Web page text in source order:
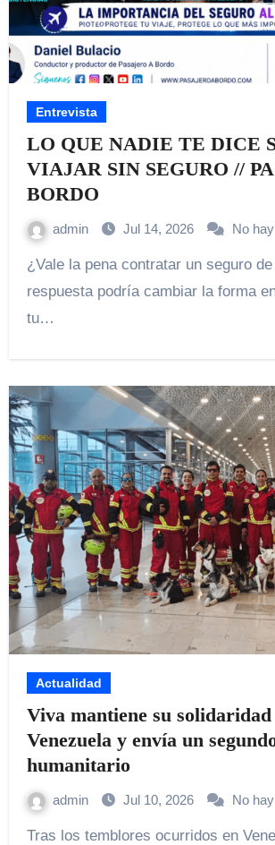
Entrevista
LO QUE NADIE TE DICE
VIAJAR SIN SEGURO //
BORDO
admin Jul 14, 2026 No
¿Vale la pena contratar un seguro de viaje? La
respuesta podría cambiar la forma
tu…
Actualidad
Viva mantiene su solidaridad
Venezuela y envía un
humanitario
admin Jul 10, 2026 No
Tras los temblores ocurridos en Venezuela el